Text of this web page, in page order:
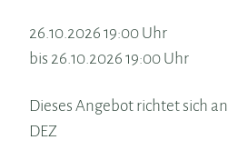
26.10.2026 19:00 Uhr
bis 26.10.2026 19:00 Uhr
Dieses Angebot richtet sich
DEZ